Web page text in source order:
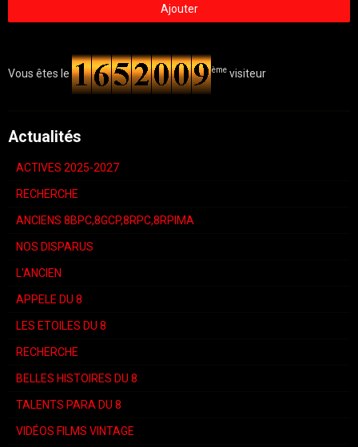
Ajouter
Vous êtes le ème visiteur
Actualités
ACTIVES 2025-2027
RECHERCHE
ANCIENS 8BPC,8GCP,8RPC,8RPIMA
NOS DISPARUS
L'ANCIEN
APPELE DU 8
LES ETOILES DU 8
RECHERCHE
BELLES HISTOIRES DU 8
TALENTS PARA DU 8
VIDÉOS FILMS VINTAGE